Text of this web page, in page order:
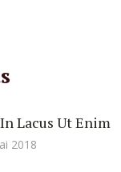
Lacus Ut Enim
2018